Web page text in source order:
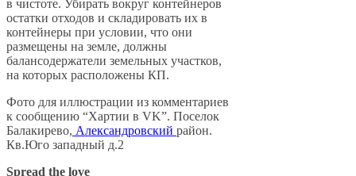
в чистоте. Убирать вокруг контейнеров
остатки отходов и складировать их в
контейнеры при условии, что они
размещены на земле, должны
балансодержатели земельных участков,
на которых расположены КП.
Фото для иллюстрации из комментариев
к сообщению “Хартии в VK”. Поселок
Балакирево, Александровский район.
Кв.Юго западный д.2
Spread the love